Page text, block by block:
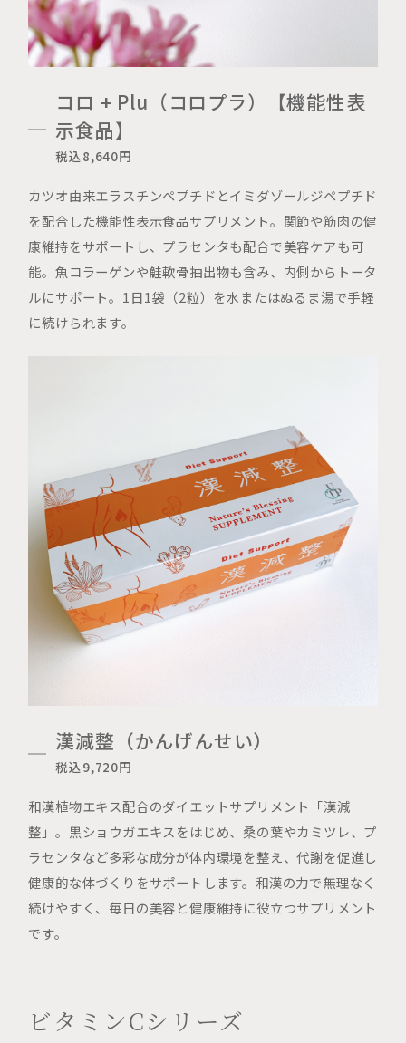
コロ + Plu（コロプラ）【機能性表
示食品】
税込8,640円
カツオ由来エラスチンペプチドとイミダゾールジペプチド
を配合した機能性表示食品サプリメント。関節や筋肉の健
康維持をサポートし、プラセンタも配合で美容ケアも可
能。魚コラーゲンや鮭軟骨抽出物も含み、内側からトータ
ルにサポート。1日1袋（2粒）を水またはぬるま湯で手軽
に続けられます。
漢減整（かんげんせい）
税込9,720円
和漢植物エキス配合のダイエットサプリメント「漢減
整」。黒ショウガエキスをはじめ、桑の葉やカミツレ、プ
ラセンタなど多彩な成分が体内環境を整え、代謝を促進し
健康的な体づくりをサポートします。和漢の力で無理なく
続けやすく、毎日の美容と健康維持に役立つサプリメント
です。
ビタミンCシリーズ